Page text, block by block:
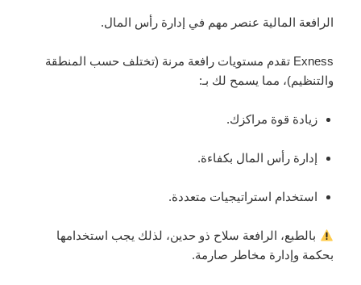
الرافعة المالية عنصر مهم في إدارة رأس المال.
Exness تقدم مستويات رافعة مرنة (تختلف حسب المنطقة
والتنظيم)، مما يسمح لك بـ:
زيادة قوة مراكزك.
إدارة رأس المال بكفاءة.
استخدام استراتيجيات متعددة.
بالطبع، الرافعة سلاح ذو حدين، لذلك يجب استخدامها
بحكمة وإدارة مخاطر صارمة.